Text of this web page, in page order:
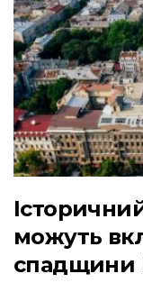
можуть